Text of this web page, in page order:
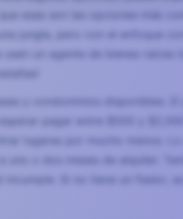
jungla, pero con el enfoque
un agente de bienes raíces
y condominios disponibles. El
lugares por mucho menos. Lo
o dos meses de alquiler.
Si no tiene un fiador,